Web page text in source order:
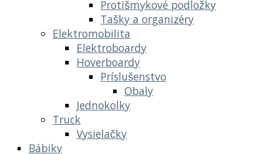
Protišmykové podložky
Tašky a organizéry
Elektromobilita
Elektroboardy
Hoverboardy
Príslušenstvo
Obaly
Jednokolky
Truck
Vysielačky
Bábiky